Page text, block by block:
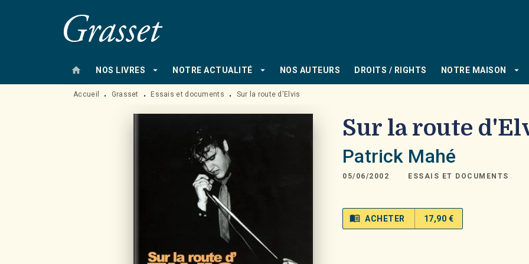
MENU RECHERCHE
home NOS LIVRES arrow_drop_down NOTRE ACTUALITÉ arrow_drop_down NOS AUTEURS DROITS / RIGHTS NOTRE MAISON arrow_drop_down
Accueil • Grasset • Essais et documents • Sur la route d'Elvis
Sur la route
Patrick Mahé
05/06/2002 ESSAIS ET DOCUMENTS
menu_book ACHETER 17,90 €